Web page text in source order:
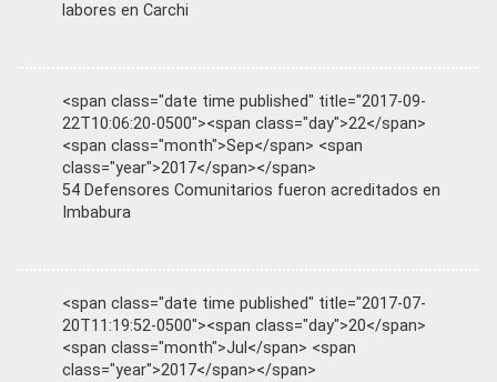
labores en Carchi
<span class="date time published" title="2017-09-
22T10:06:20-0500"><span class="day">22</span>
<span class="month">Sep</span> <span
class="year">2017</span></span>
54 Defensores Comunitarios fueron acreditados en
Imbabura
<span class="date time published" title="2017-07-
20T11:19:52-0500"><span class="day">20</span>
<span class="month">Jul</span> <span
class="year">2017</span></span>